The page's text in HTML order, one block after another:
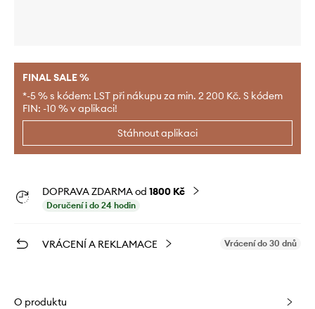
FINAL SALE %
*-5 % s kódem: LST při nákupu za min. 2 200 Kč. S kódem
FIN: -10 % v aplikaci!
Stáhnout aplikaci
DOPRAVA ZDARMA od 1800 Kč
Doručení i do 24 hodin
VRÁCENÍ A REKLAMACE Vrácení do 30 dnů
O produktu